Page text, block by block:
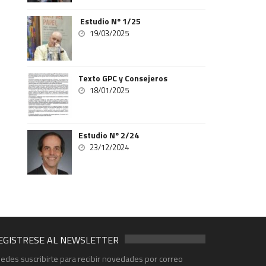
Estudio Nº 1/25
19/03/2025
Texto GPC y Consejeros
18/01/2025
Estudio Nº 2/24
23/12/2024
AL NEWSLETTER
suscribirte para recibir novedades por correo